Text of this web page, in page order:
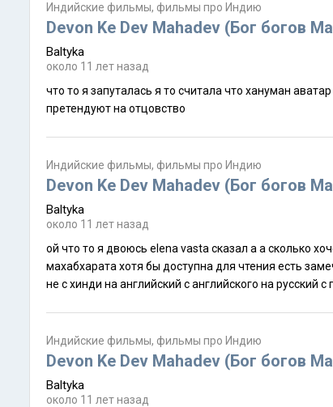
Индийские фильмы, фильмы про Индию
Devon Ke Dev Mahadev (Бог богов
Baltyka
около 11 лет назад
что то я запуталась я то считала что хануман аватар шивы а вовсе не сын а в кино какая то завсем запутка замутка да ещё столько персонажей
претендуют на отцовство
Индийские фильмы, фильмы про Индию
Devon Ke Dev Mahadev (Бог богов
Baltyka
около 11 лет назад
ой что то я двоюсь elena vasta сказал а а сколько хочется записывать в махабхарате есть даже подборки нарезки с речами кришны согласна но
махабхарата хотя бы доступна для чтения есть замечательный академический перевод с санскрита на русский думаю это важно что с санскрита а
не с
Индийские фильмы, фильмы про Индию
Devon Ke Dev Mahadev (Бог богов
Baltyka
около 11 лет назад